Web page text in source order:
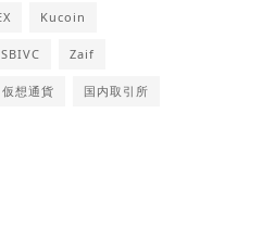
Kucoin
SBIVC Zaif
仮想通貨 国内取引所